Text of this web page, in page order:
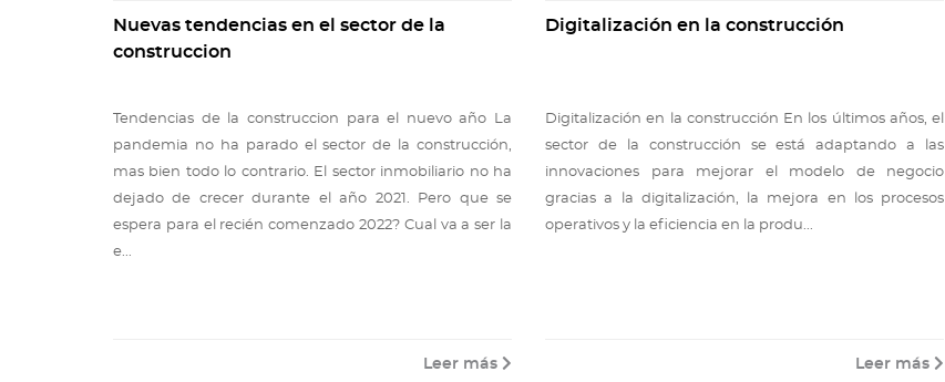
Nuevas tendencias en el sector de la
construccion
Tendencias de la construccion para el nuevo año La
pandemia no ha parado el sector de la construcción,
mas bien todo lo contrario. El sector inmobiliario no ha
dejado de crecer durante el año 2021. Pero que se
espera para el recién comenzado 2022? Cual va a ser la
e...
Leer más
Digitalización en la construcción
Digitalización en la construcción En los últimos años, el
sector de la construcción se está adaptando a las
innovaciones para mejorar el modelo de negocio
gracias a la digitalización, la mejora en los procesos
operativos y la eficiencia en la produ...
Leer más